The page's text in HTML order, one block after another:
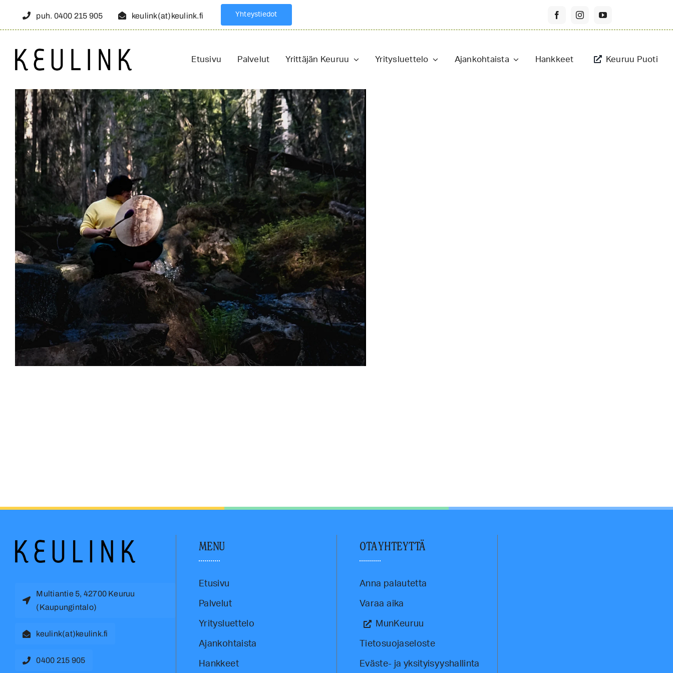
puh. 0400 215 905 keulink(at)keulink.fi Yhteystiedot
Etusivu Palvelut Yrittäjän Keuruu Yritysluettelo Ajankohtaista Hankkeet Keuruu Puoti
Multiantie 5, 42700 Keuruu
(Kaupungintalo)
keulink(at)keulink.fi
0400 215 905
MENU
Etusivu
Palvelut
Yritysluettelo
Ajankohtaista
Hankkeet
OTA YHTEYTTÄ
Anna palautetta
Varaa aika
MunKeuruu
Tietosuojaseloste
Eväste- ja yksityisyyshallinta